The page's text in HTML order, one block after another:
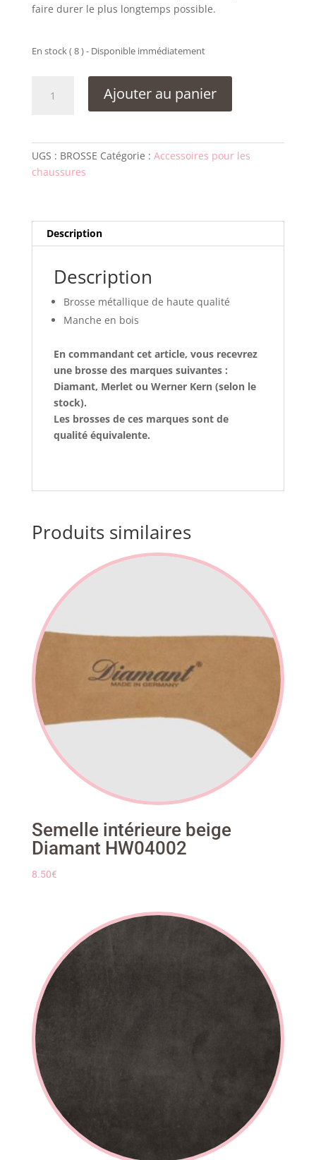
faire durer le plus longtemps possible.
En stock ( 8 ) - Disponible immédiatement
Ajouter au panier
UGS : BROSSE Catégorie : Accessoires pour les
chaussures
Description
Description
Brosse métallique de haute qualité
Manche en bois
En commandant cet article, vous recevrez
une brosse des marques suivantes :
Diamant, Merlet ou Werner Kern (selon le
stock).
Les brosses de ces marques sont de
qualité équivalente.
Produits similaires
Semelle intérieure beige
Diamant HW04002
8.50€